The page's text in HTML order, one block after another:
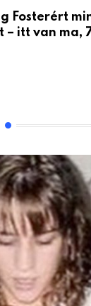
Fosterért
– itt van ma,